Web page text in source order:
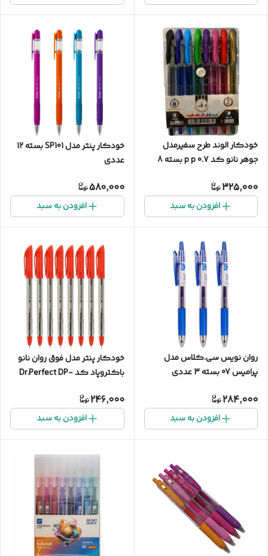
خودکار الوند طرح سفیرمدل
جوهر نانو کد p p 0.7 بسته 8
325,000
افزودن به سبد
خودکار پنتر مدل SP101 بسته 12
عددی
580,000
افزودن به سبد
روان نویس سی.کلاس مدل
پرامیس 07 بسته 3 عددی
284,000
افزودن به سبد
خودکار پنتر مدل فوق روان نانو
باکتروپاد کد Dr.Perfect DP-
246,000
افزودن به سبد